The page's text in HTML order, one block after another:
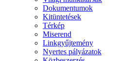
Dokumentumok
Kitüntetések
Térkép
Miserend
Linkgyűjtemény
Nyertes pályázatok